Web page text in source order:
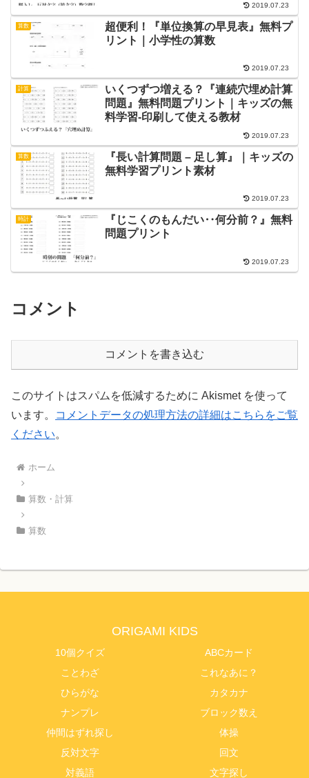
2019.07.23
算数
超便利！『単位換算の早見表』無料プ
リント｜小学性の算数
2019.07.23
計算
いくつずつ増える？『連続穴埋め計算
問題』無料問題プリント｜キッズの無
料学習-印刷して使える教材
2019.07.23
算数
『長い計算問題 – 足し算』｜キッズの
無料学習プリント素材
2019.07.23
時計
『じこくのもんだい‥何分前？』無料
問題プリント
2019.07.23
コメント
コメントを書き込む
このサイトはスパムを低減するために Akismet を使って
います。
コメントデータの処理方法の詳細はこちらをご覧
ください。
ホーム
算数・計算
算数
ORIGAMI KIDS
10個クイズ
ABCカード
ことわざ
これなあに？
ひらがな
カタカナ
ナンプレ
ブロック数え
仲間はずれ探し
体操
反対文字
回文
対義語
文字探し